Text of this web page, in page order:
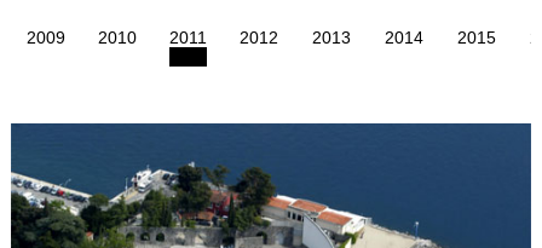
2009 2010 2011 2012 2013 2014 2015